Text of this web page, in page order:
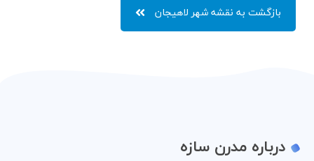
بازگشت به نقشه شهر لاهیجان
درباره مدرن سازه